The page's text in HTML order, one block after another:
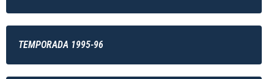
TEMPORADA 1995-96